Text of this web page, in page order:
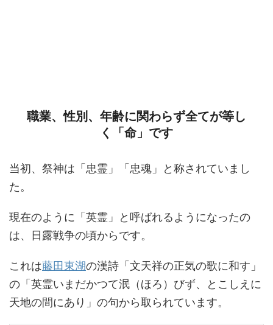
職業、性別、年齢に関わらず全てが等し
く「命」です
当初、祭神は「忠霊」「忠魂」と称されていまし
た。
現在のように「英霊」と呼ばれるようになったの
は、日露戦争の頃からです。
これは藤田東湖の漢詩「文天祥の正気の歌に和す」
の「英霊いまだかつて泯（ほろ）びず、とこしえに
天地の間にあり」の句から取られています。